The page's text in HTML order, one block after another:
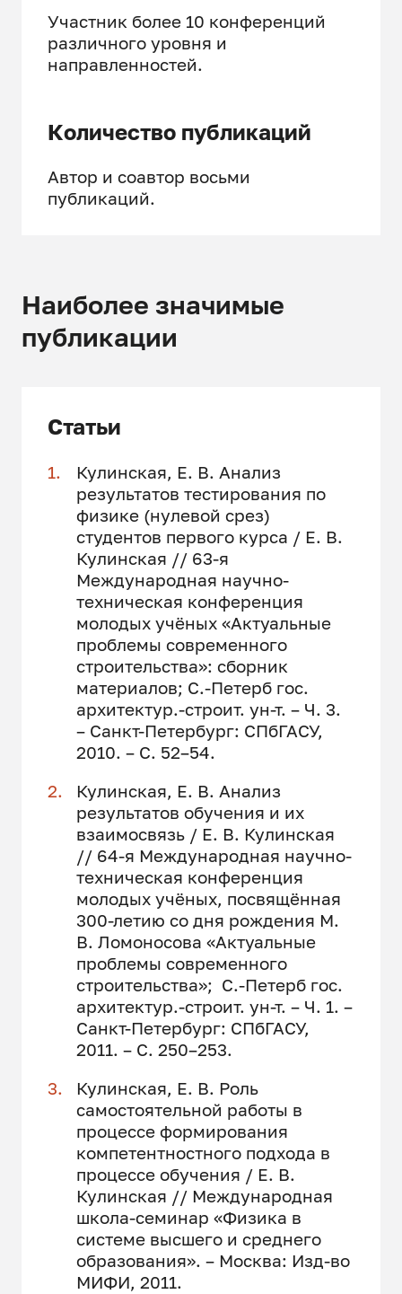
Участник более 10 конференций
различного уровня и
направленностей.
Количество публикаций
Автор и соавтор восьми
публикаций.
Наиболее значимые
публикации
Статьи
Кулинская, Е. В. Анализ
результатов тестирования по
физике (нулевой срез)
студентов первого курса / Е. В.
Кулинская // 63-я
Международная научно-
техническая конференция
молодых учёных «Актуальные
проблемы современного
строительства»: сборник
материалов; С.-Петерб гос.
архитектур.-строит. ун-т. – Ч. 3.
– Санкт-Петербург: СПбГАСУ,
2010. – С. 52–54.
Кулинская, Е. В. Анализ
результатов обучения и их
взаимосвязь / Е. В. Кулинская
// 64-я Международная научно-
техническая конференция
молодых учёных, посвящённая
300-летию со дня рождения М.
В. Ломоносова «Актуальные
проблемы современного
строительства»; С.-Петерб гос.
архитектур.-строит. ун-т. – Ч. 1. –
Санкт-Петербург: СПбГАСУ,
2011. – С. 250–253.
Кулинская, Е. В. Роль
самостоятельной работы в
процессе формирования
компетентностного подхода в
процессе обучения / Е. В.
Кулинская // Международная
школа-семинар «Физика в
системе высшего и среднего
образования». – Москва: Изд-во
МИФИ, 2011.